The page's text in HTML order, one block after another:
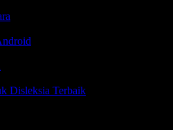
Disleksia Terbaik